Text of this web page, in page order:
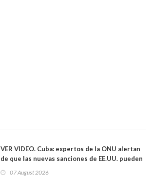
VER VIDEO. Cuba: expertos de la ONU alertan
de que las nuevas sanciones de EE.UU. pueden
07 August 2026